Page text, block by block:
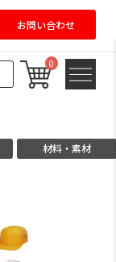
0
お問い合わせ
材料・素材